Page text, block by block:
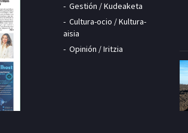
Gestión / Kudeaketa
Cultura-ocio / Kultura-
aisia
Opinión / Iritzia